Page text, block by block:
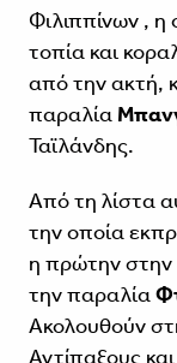
Φιλιππίνων ,
τοπία και
από την ακτή,
παραλία
Ταϊλάνδης.
Από τη λίστα
την οποία
η πρώτην στην
την παραλία
Ακολουθούν
Αντίπαξους